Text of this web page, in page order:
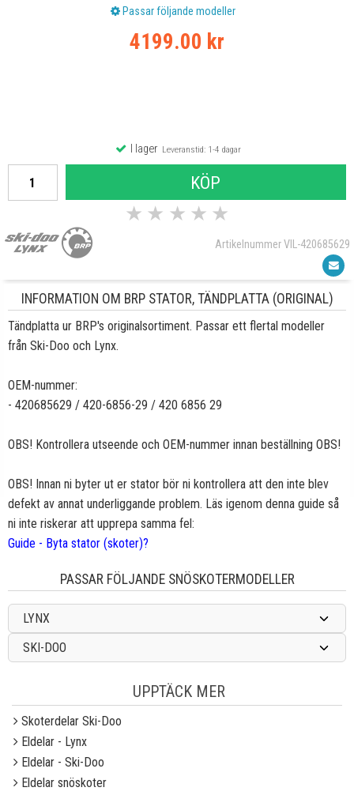
Passar följande modeller
4199.00 kr
I lagerLeveranstid: 1-4 dagar
KÖP
★ ★ ★ ★ ★
Artikelnummer VIL-420685629
INFORMATION OM BRP STATOR, TÄNDPLATTA (ORIGINAL)
Tändplatta ur BRP's originalsortiment. Passar ett flertal modeller
från Ski-Doo och Lynx.
OEM-nummer:
- 420685629 / 420-6856-29 / 420 6856 29
OBS! Kontrollera utseende och OEM-nummer innan beställning OBS!
OBS! Innan ni byter ut er stator bör ni kontrollera att den inte blev
defekt av annat underliggande problem. Läs igenom denna guide så
ni inte riskerar att upprepa samma fel:
Guide - Byta stator (skoter)?
PASSAR FÖLJANDE SNÖSKOTERMODELLER
LYNX
SKI-DOO
UPPTÄCK MER
Skoterdelar Ski-Doo
Eldelar - Lynx
Eldelar - Ski-Doo
Eldelar snöskoter